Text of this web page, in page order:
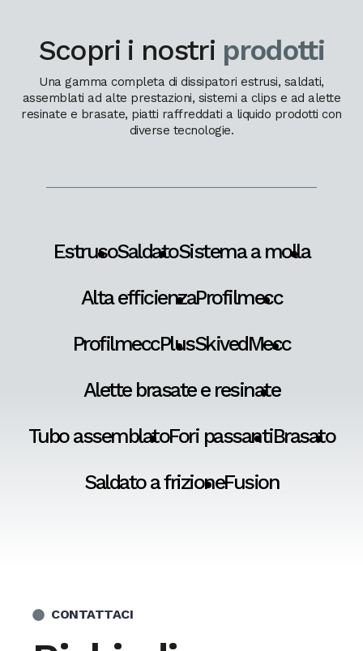
Scopri i nostri prodotti
Una gamma completa di dissipatori estrusi, saldati,
assemblati ad alte prestazioni, sistemi a clips e ad alette
resinate e brasate, piatti raffreddati a liquido prodotti con
diverse tecnologie.
EstrusoSaldatoSistema a molla
Alta efficienzaProfilmecc
ProfilmeccPlusSkivedMecc
Alette brasate e resinate
Tubo assemblatoFori passantiBrasato
Saldato a frizioneFusion
CONTATTACI